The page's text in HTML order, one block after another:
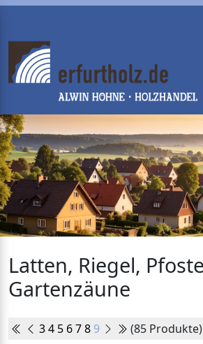
Latten, Riegel,
Gartenzäune
34 5 678 9 (85 Produkte)